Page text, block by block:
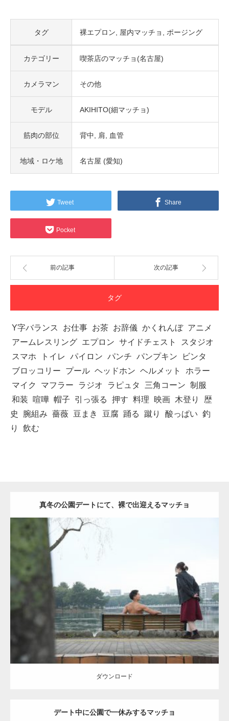
タグ 裸エプロン 屋内マッチョ ポージング
カテゴリー 喫茶店のマッチョ(名古屋)
カメラマン その他
モデル AKIHITO(細マッチョ)
筋肉の部位 背中 肩 血管
地域・ロケ地 名古屋 (愛知)
Tweet Share
Pocket
前の記事 次の記事
タグ
Y字バランス お仕事 お茶 お辞儀 かくれんぼ アニメ
アームレスリング エプロン サイドチェスト
スタジオ
スマホ
トイレ パイロン パンチ パンプキン
ビンタ
ブロッコリー
プール ヘッドホン ヘルメット
ホラー
マイク
マフラー ラジオ ラピュタ 三角コーン 制服
和装
喧嘩 帽子 引っ張る 押す 料理 映画 木登り
歴
史
腕組み 薔薇 豆まき 豆腐 踊る 蹴り 酸っぱい 釣
り
飲む
真冬の公園デートにて、裸で出迎えるマッチョ
公園のマッチョ AKIHITO(細マッチョ) 背中
ダウンロード
ダウンロード
デート中に公園で一休みするマッチョ